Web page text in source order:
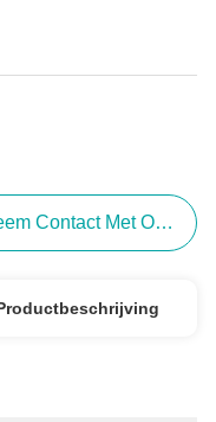
Contact Met Ons Op